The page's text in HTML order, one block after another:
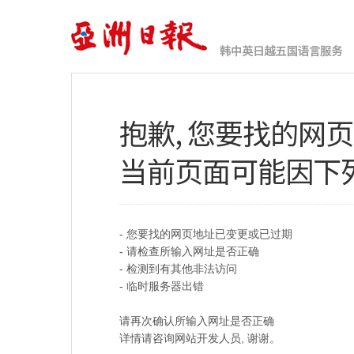
抱歉, 您要找的网
当前页面可能因下
- 您要找的网页地址已变更或已过期
- 请检查所输入网址是否正确
- 检测到有其他非法访问
- 临时服务器出错
请再次确认所输入网址是否正确
详情请咨询网站开发人员, 谢谢。